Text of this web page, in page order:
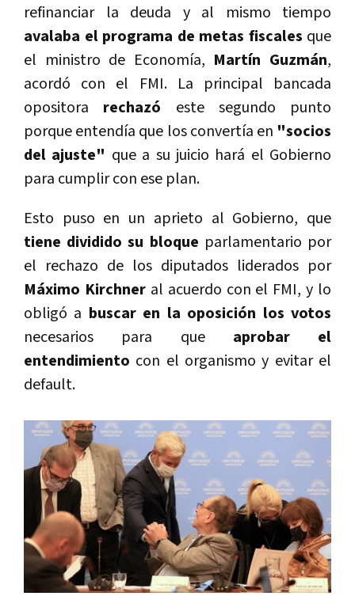
refinanciar la deuda y al mismo tiempo
avalaba el programa de metas fiscales que
el ministro de Economía, Martín Guzmán,
acordó con el FMI. La principal bancada
opositora rechazó este segundo punto
porque entendía que los convertía en "socios
del ajuste" que a su juicio hará el Gobierno
para cumplir con ese plan.
Esto puso en un aprieto al Gobierno, que
tiene dividido su bloque parlamentario por
el rechazo de los diputados liderados por
Máximo Kirchner al acuerdo con el FMI, y lo
obligó a buscar en la oposición los votos
necesarios para que aprobar el
entendimiento con el organismo y evitar el
default.